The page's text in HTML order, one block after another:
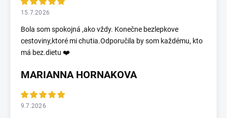
15.7.2026
Bola som spokojná ,ako vždy. Konečne bezlepkove
cestoviny,ktoré mi chutia.Odporučila by som každému, kto
má bez.dietu ❤️
MARIANNA HORNAKOVA
9.7.2026